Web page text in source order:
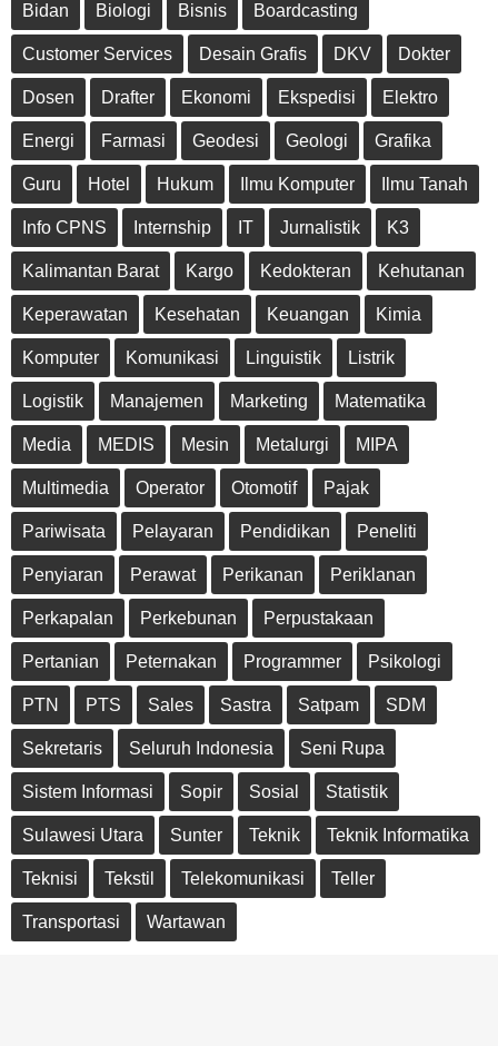
Bidan Biologi Bisnis Boardcasting
Customer Services Desain Grafis DKV Dokter
Dosen Drafter Ekonomi Ekspedisi Elektro
Energi Farmasi Geodesi Geologi Grafika
Guru Hotel Hukum Ilmu Komputer Ilmu Tanah
Info CPNS Internship IT Jurnalistik K3
Kalimantan Barat Kargo Kedokteran Kehutanan
Keperawatan Kesehatan Keuangan Kimia
Komputer Komunikasi Linguistik Listrik
Logistik Manajemen Marketing Matematika
Media MEDIS Mesin Metalurgi MIPA
Multimedia Operator Otomotif Pajak
Pariwisata Pelayaran Pendidikan Peneliti
Penyiaran Perawat Perikanan Periklanan
Perkapalan Perkebunan Perpustakaan
Pertanian Peternakan Programmer Psikologi
PTN PTS Sales Sastra Satpam SDM
Sekretaris Seluruh Indonesia Seni Rupa
Sistem Informasi Sopir Sosial Statistik
Sulawesi Utara Sunter Teknik Teknik Informatika
Teknisi Tekstil Telekomunikasi Teller
Transportasi Wartawan